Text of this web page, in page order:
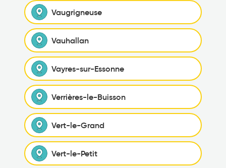
Vaugrigneuse
Vauhallan
Vayres-sur-Essonne
Verrières-le-Buisson
Vert-le-Grand
Vert-le-Petit